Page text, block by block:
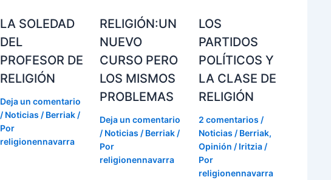
LA SOLEDAD
DEL
PROFESOR DE
RELIGIÓN
Deja un comentario
/ Noticias / Berriak/
Por
religionennavarra
RELIGIÓN:UN
NUEVO
CURSO PERO
LOS MISMOS
PROBLEMAS
Deja un comentario
/ Noticias / Berriak/
Por
religionennavarra
LOS
PARTIDOS
POLÍTICOS Y
LA CLASE DE
RELIGIÓN
2 comentarios /
Noticias / Berriak,
Opinión / Iritzia /
Por
religionennavarra